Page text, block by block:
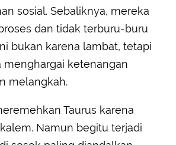
sosial. Sebaliknya, mereka
dan tidak terburu-buru
bukan karena lambat, tetapi
menghargai ketenangan
melangkah.
Taurus karena
Namun begitu terjadi